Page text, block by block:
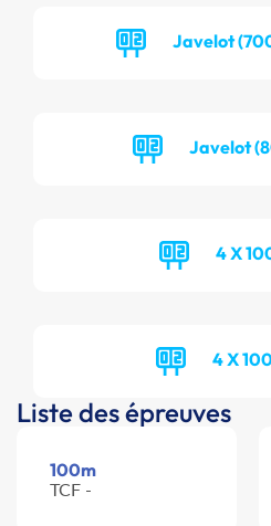
Javelot
Javelot
4 X
4 X
Liste des épreuves
100m
TCF -